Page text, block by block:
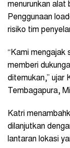
menurunkan alat
Penggunaan
risiko tim
“Kami mengajak
memberi
ditemukan,” ujar
Tembagapura,
Katri
dilanjutkan
lantaran lokasi